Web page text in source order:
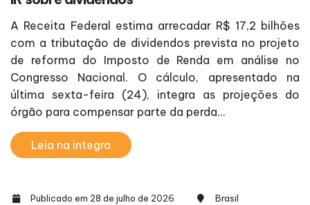
A Receita Federal estima arrecadar R$ 17,2 bilhões
com a tributação de dividendos prevista no projeto
de reforma do Imposto de Renda em análise no
Congresso Nacional. O cálculo, apresentado na
última sexta-feira (24), integra as projeções do
órgão para compensar parte da perda...
Leia na integra
Publicado em 28 de julho de 2026
Brasil